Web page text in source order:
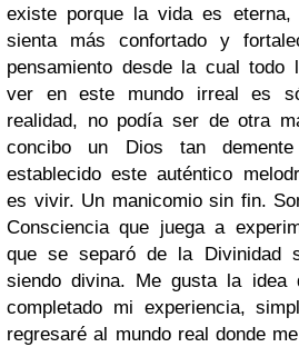
existe porque la vida es
sienta más confortado y
pensamiento desde la cual todo
ver en este mundo irreal es
realidad, no podía ser de otra
concibo un Dios tan
establecido este auténtico
es vivir. Un manicomio sin fin.
Consciencia que juega a
que se separó de la Divinidad
siendo divina. Me gusta la idea
completado mi experiencia,
regresaré al mundo real donde